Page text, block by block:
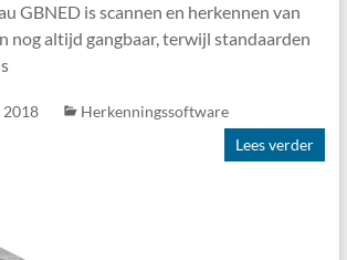
GBNED is scannen en herkennen van
nog altijd gangbaar, terwijl standaarden
2018
Herkenningssoftware
Lees verder